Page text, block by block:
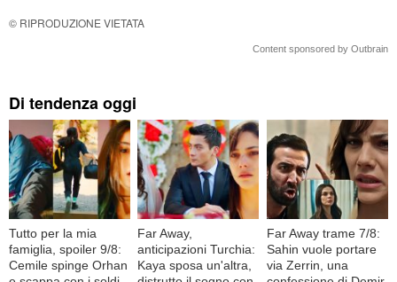
© RIPRODUZIONE VIETATA
Content sponsored by Outbrain
Di tendenza oggi
Tutto per la mia
famiglia, spoiler 9/8:
Cemile spinge Orhan
Far Away,
anticipazioni Turchia:
Kaya sposa un'altra,
Far Away trame 7/8:
Sahin vuole portare
via Zerrin, una